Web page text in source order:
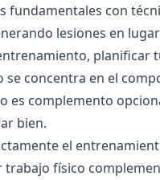
fundamentales con
lesiones en
planificar
se concentra en el
es complemento
bien.
el
trabajo físico